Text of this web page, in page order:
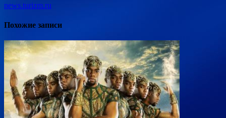
news.turizm.ru
Похожие записи